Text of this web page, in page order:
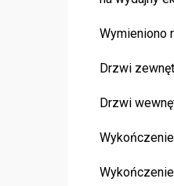
Wymieniono
Drzwi
Drzwi